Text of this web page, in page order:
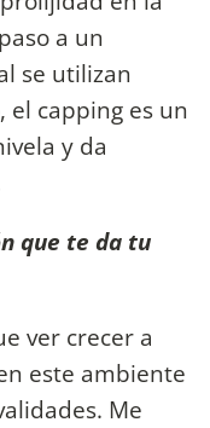
a un
se utilizan
el capping es un
y da
que te da tu
ver crecer a
este ambiente
Me